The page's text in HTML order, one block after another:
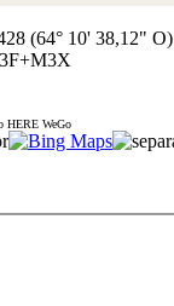
(64° 10' 38,12" O)
HERE WeGo